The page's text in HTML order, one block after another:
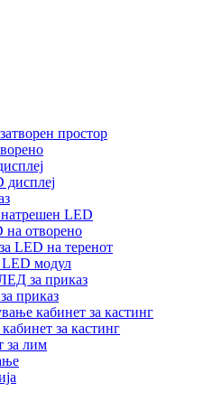
простор
дисплеј
LED
на отворено
LED на теренот
модул
за приказ
приказ
кабинет за кастинг
за кастинг
за лим